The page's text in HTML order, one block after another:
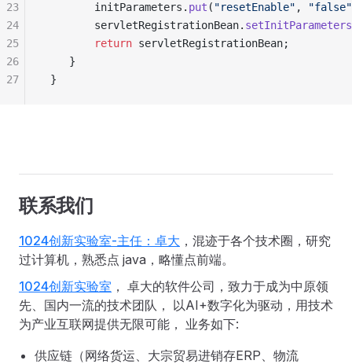
        initParameters
. put ( "resetEnable" , "false"
        servletRegistrationBean
. setInitParameters
        return
servletRegistrationBean;
    }
}
23
24
25
26
27
联系我们
1024创新实验室-主任：卓大 ，混迹于各个技术圈，研究
过计算机，熟悉点 java，略懂点前端。
1024创新实验室 ， 卓大的软件公司，致力于成为中原领
先、国内一流的技术团队， 以AI+数字化为驱动，用技术
为产业互联网提供无限可能， 业务如下:
供应链（网络货运、大宗贸易进销存ERP、物流